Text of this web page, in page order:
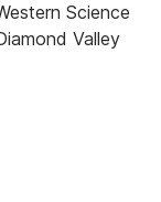
Science
Valley